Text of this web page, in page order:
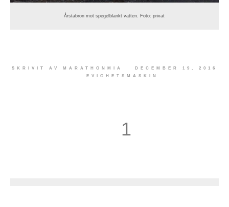
Årstabron mot spegelblankt vatten. Foto: privat
SKRIVIT AV MARATHONMIA
DECEMBER 19, 2016
EVIGHETSMASKIN
1